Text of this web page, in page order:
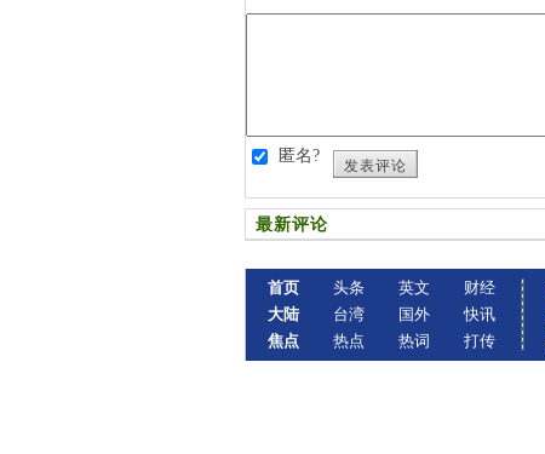
匿名?
发表评论
最新评论
首页
大陆
焦点
头条
台湾
热点
英文
国外
热词
财经
快讯
打传